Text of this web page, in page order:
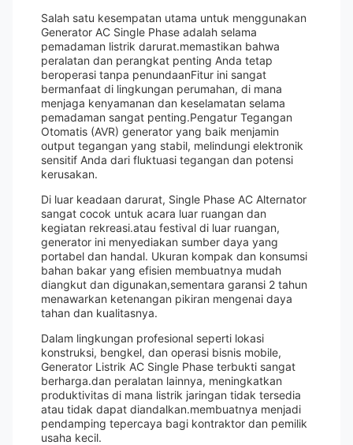
Salah satu kesempatan utama untuk menggunakan
Generator AC Single Phase adalah selama
pemadaman listrik darurat.memastikan bahwa
peralatan dan perangkat penting Anda tetap
beroperasi tanpa penundaanFitur ini sangat
bermanfaat di lingkungan perumahan, di mana
menjaga kenyamanan dan keselamatan selama
pemadaman sangat penting.Pengatur Tegangan
Otomatis (AVR) generator yang baik menjamin
output tegangan yang stabil, melindungi elektronik
sensitif Anda dari fluktuasi tegangan dan potensi
kerusakan.
Di luar keadaan darurat, Single Phase AC Alternator
sangat cocok untuk acara luar ruangan dan
kegiatan rekreasi.atau festival di luar ruangan,
generator ini menyediakan sumber daya yang
portabel dan handal. Ukuran kompak dan konsumsi
bahan bakar yang efisien membuatnya mudah
diangkut dan digunakan,sementara garansi 2 tahun
menawarkan ketenangan pikiran mengenai daya
tahan dan kualitasnya.
Dalam lingkungan profesional seperti lokasi
konstruksi, bengkel, dan operasi bisnis mobile,
Generator Listrik AC Single Phase terbukti sangat
berharga.dan peralatan lainnya, meningkatkan
produktivitas di mana listrik jaringan tidak tersedia
atau tidak dapat diandalkan.membuatnya menjadi
pendamping tepercaya bagi kontraktor dan pemilik
usaha kecil.